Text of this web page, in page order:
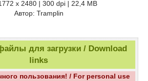
х 2480 | 300 dpi | 22,4 MB
Автор: Tramplin
для загрузки / Download
links
пользования! / For personal use